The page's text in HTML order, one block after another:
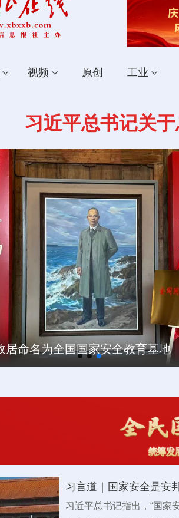
视频 原创 工业
习近平总书记关
居命名为全国国家安全教育基地
教育中小学生读本》出版发行
为国家安全防线
居命名为全国国家安全教育基地
教育中小学生读本》出版发行
习言道｜国家安全是安
习近平总书记指出，“国家